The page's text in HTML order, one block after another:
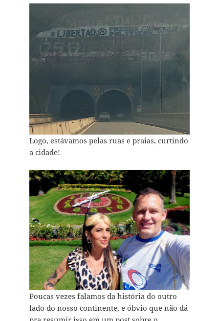
Logo, estávamos pelas ruas e praias, curtindo
a cidade!
Poucas vezes falamos da história do outro
lado do nosso continente, e óbvio que não dá